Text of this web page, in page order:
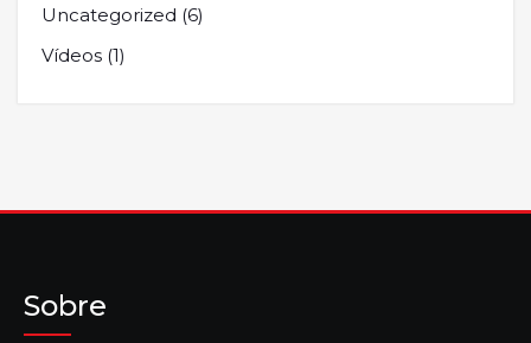
Uncategorized (6)
Vídeos (1)
Sobre